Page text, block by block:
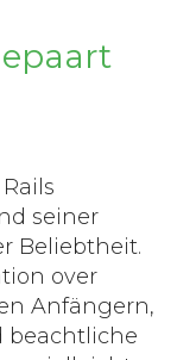
seiner
Beliebtheit.
over
Anfängern,
beachtliche